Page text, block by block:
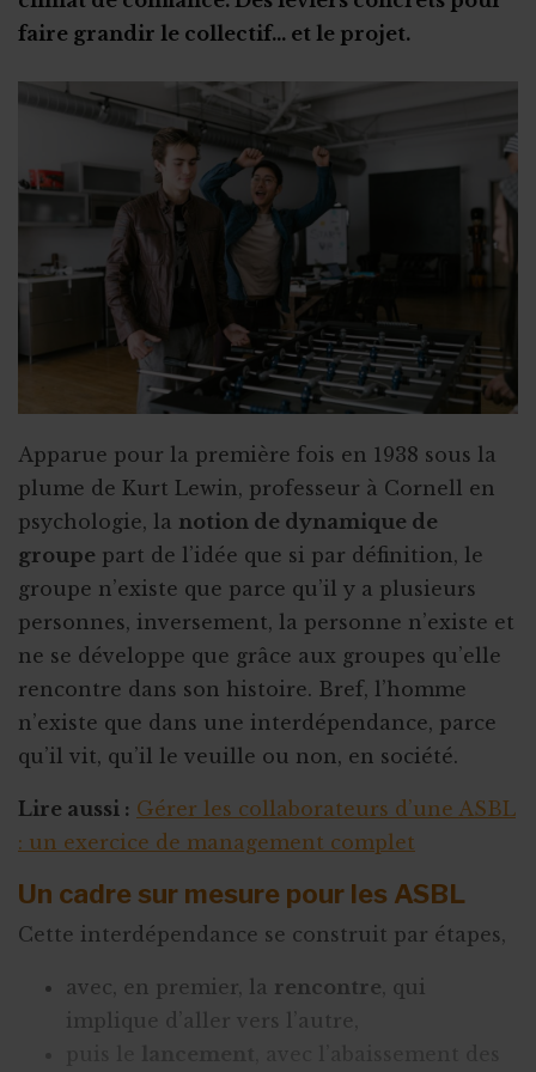
Stage et assurances
Qu’est-ce qu’un "petit statut" ?
faire grandir le collectif… et le projet.
Apparue pour la première fois en 1938 sous la
plume de Kurt Lewin, professeur à Cornell en
psychologie, la notion de dynamique de
groupe part de l’idée que si par définition, le
groupe n’existe que parce qu’il y a plusieurs
personnes, inversement, la personne n’existe et
ne se développe que grâce aux groupes qu’elle
rencontre dans son histoire. Bref, l’homme
n’existe que dans une interdépendance, parce
qu’il vit, qu’il le veuille ou non, en société.
Lire aussi : Gérer les collaborateurs d’une ASBL
: un exercice de management complet
Un cadre sur mesure pour les ASBL
Cette interdépendance se construit par étapes,
avec, en premier, la rencontre , qui
implique d’aller vers l’autre,